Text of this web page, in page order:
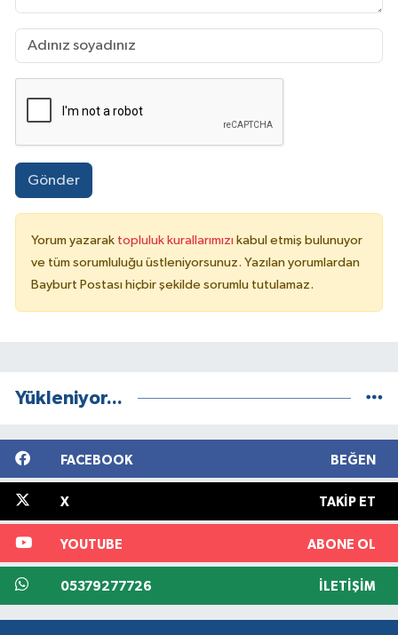
Gönder
Yorum yazarak topluluk kurallarımızı kabul etmiş bulunuyor
ve tüm sorumluluğu üstleniyorsunuz. Yazılan yorumlardan
Bayburt Postası hiçbir şekilde sorumlu tutulamaz.
Yükleniyor...
FACEBOOK BEĞEN
X TAKIP ET
YOUTUBE ABONE OL
05379277726 İLETIŞIM